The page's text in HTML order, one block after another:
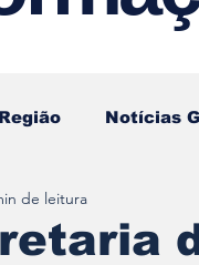
Notícias
de leitura